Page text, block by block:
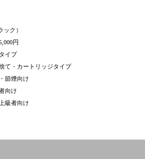
ク）
円
イプ
て・カートリッジタイプ
節煙向け
向け
級者向け